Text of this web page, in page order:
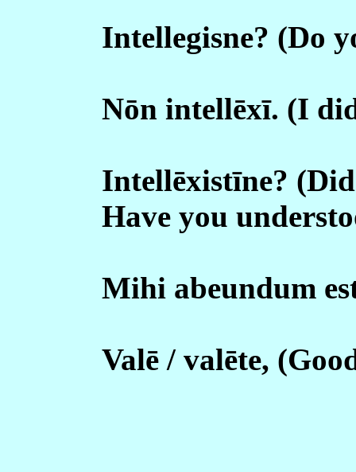
Intellegisne? (Do
Nōn intellēxī. (I
Intellēxistīne?
Have you
Mihi abeundum
Valē / valēte,